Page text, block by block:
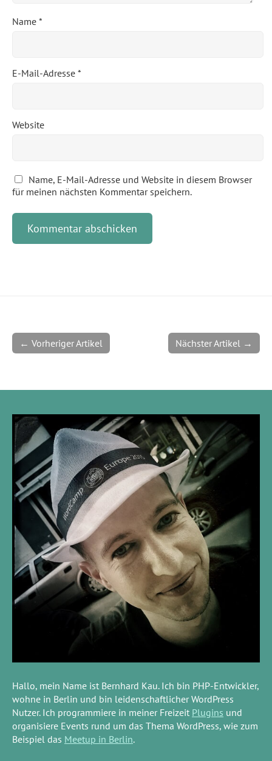
Name *
E-Mail-Adresse *
Website
Name, E-Mail-Adresse und Website in diesem Browser
für meinen nächsten Kommentar speichern.
Nächster Artikel →
← Vorheriger Artikel
Hallo, mein Name ist Bernhard Kau. Ich bin PHP-Entwickler,
wohne in Berlin und bin leidenschaftlicher WordPress
Nutzer. Ich programmiere in meiner Freizeit Plugins und
organisiere Events rund um das Thema WordPress, wie zum
Beispiel das Meetup in Berlin.